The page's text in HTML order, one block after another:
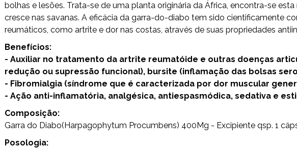
bolhas e lesões. Trata-se de uma planta originária da África, encontra-se
cresce nas savanas. A eficácia da garra-do-diabo tem sido cientificamente
reumáticos, como artrite e dor nas costas, através de suas propriedades
Benefícios:
- Auxiliar no tratamento da artrite reumatóide e outras doenças
redução ou supressão funcional), bursite (inflamação das bolsas
- Fibromialgia (síndrome que é caracterizada por dor muscular
- Ação anti-inflamatória, analgésica, antiespasmódica, sedativa e
Composição:
Garra do Diabo(Harpagophytum Procumbens) 400Mg - Excipiente qsp. 1
Posologia: